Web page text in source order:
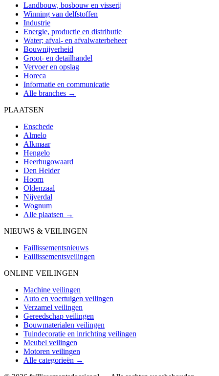
Landbouw, bosbouw en visserij
Winning van delfstoffen
Industrie
Energie, productie en distributie
Water; afval- en afvalwaterbeheer
Bouwnijverheid
Groot- en detailhandel
Vervoer en opslag
Horeca
Informatie en communicatie
Alle branches →
PLAATSEN
Enschede
Almelo
Alkmaar
Hengelo
Heerhugowaard
Den Helder
Hoorn
Oldenzaal
Nijverdal
Wognum
Alle plaatsen →
NIEUWS & VEILINGEN
Faillissementsnieuws
Faillissementsveilingen
ONLINE VEILINGEN
Machine veilingen
Auto en voertuigen veilingen
Verzamel veilingen
Gereedschap veilingen
Bouwmaterialen veilingen
Tuindecoratie en inrichting veilingen
Meubel veilingen
Motoren veilingen
Alle categorieën →